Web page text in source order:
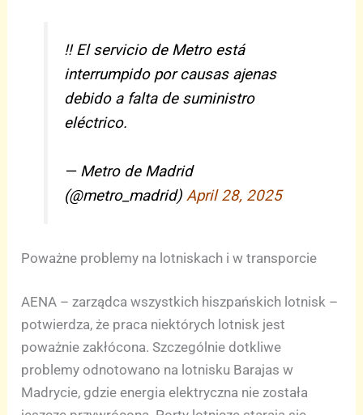
‼️ El servicio de Metro está
interrumpido por causas ajenas
debido a falta de suministro
eléctrico.
— Metro de Madrid
(@metro_madrid)April 28, 2025
Poważne problemy na lotniskach i w transporcie
AENA – zarządca wszystkich hiszpańskich lotnisk –
potwierdza, że praca niektórych lotnisk jest
poważnie zakłócona. Szczególnie dotkliwe
problemy odnotowano na lotnisku Barajas w
Madrycie, gdzie energia elektryczna nie została